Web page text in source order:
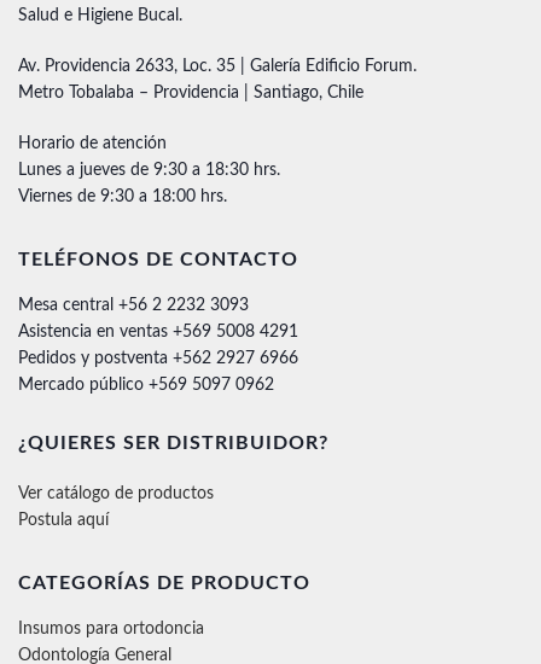
Salud e Higiene Bucal.
Av. Providencia 2633, Loc. 35 | Galería Edificio Forum.
Metro Tobalaba – Providencia | Santiago, Chile
Horario de atención
Lunes a jueves de 9:30 a 18:30 hrs.
Viernes de 9:30 a 18:00 hrs.
TELÉFONOS DE CONTACTO
Mesa central +56 2 2232 3093
Asistencia en ventas +569 5008 4291
Pedidos y postventa +562 2927 6966
Mercado público +569 5097 0962
¿QUIERES SER DISTRIBUIDOR?
Ver catálogo de productos
Postula aquí
CATEGORÍAS DE PRODUCTO
Insumos para ortodoncia
Odontología General